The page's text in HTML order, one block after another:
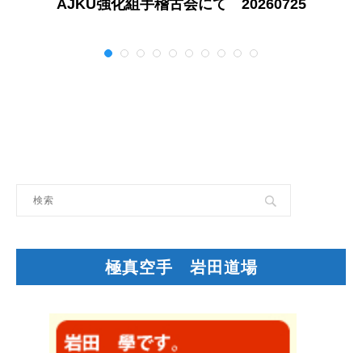
AJKU強化組手稽古会にて 20260725
極真空手 岩田道場